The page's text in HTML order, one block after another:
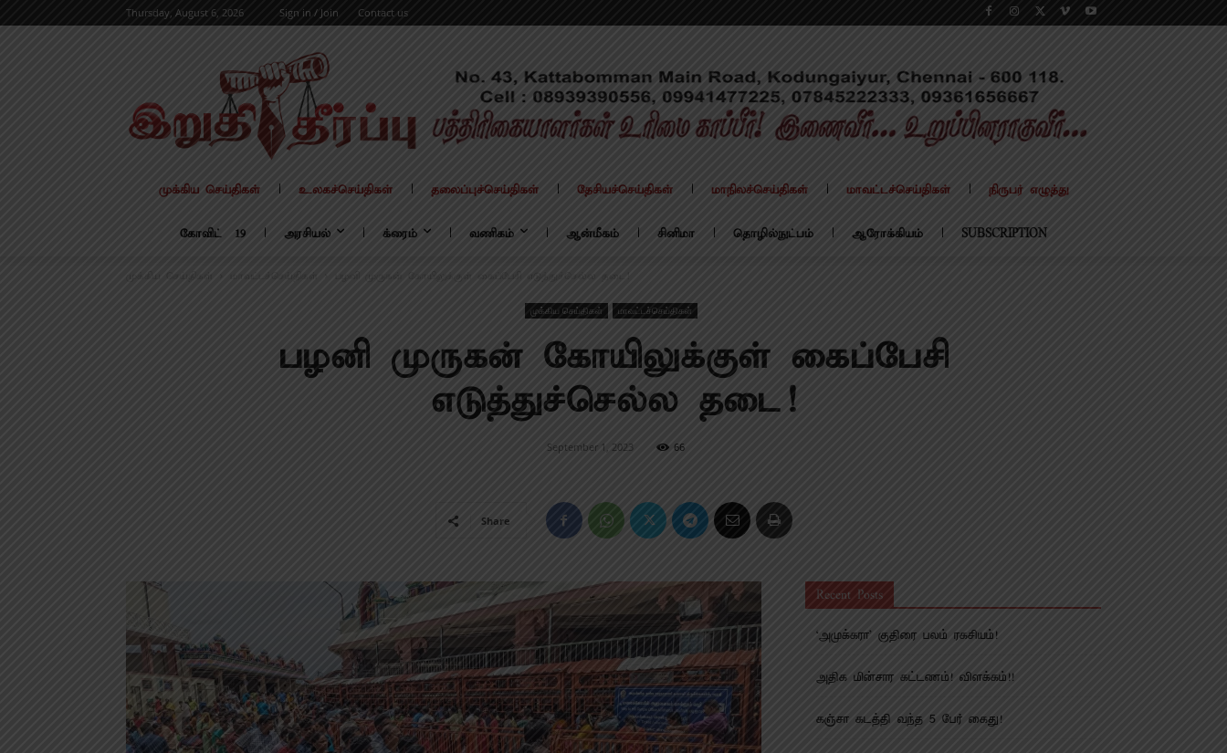
Thursday, August 6, 2026 Sign in / Join Contact us
முக்கிய செய்திகள் உலகச்செய்திகள் தலைப்புச்செய்திகள் தேசியச்செய்திகள் மாநிலச்செய்திகள் மாவட்டச்செய்திகள் நிருபர் எழுத்து
கோவிட் – 19 அரசியல் க்ரைம் வணிகம் ஆன்மீகம் சினிமா தொழில்நுட்பம் ஆரோக்கியம் SUBSCRIPTION
முக்கிய செய்திகள் மாவட்டச்செய்திகள் பழனி முருகன் கோயிலுக்குள் கைப்பேசி எடுத்துச்செல்ல தடை!
முக்கிய செய்திகள் மாவட்டச்செய்திகள்
பழனி முருகன் கோயிலுக்குள் கைப்பேசி
எடுத்துச்செல்ல தடை!
September 1, 2023 66
Share
Recent Posts
‘அமுக்கரா’ குதிரை பலம் ரகசியம்!
அதிக மின்சார கட்டணம்! விளக்கம்!!
கஞ்சா கடத்தி வந்த 5 பேர் கைது!